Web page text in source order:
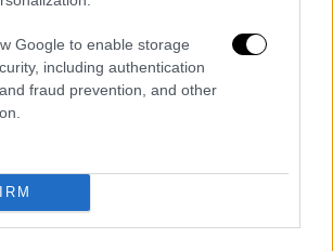
Google to enable storage
including authentication
fraud prevention, and other
περασμένων ετών, ένα πολύ
των υποψηφίων (93% για το
στις σχολές των 10 πρώτων
από την πρώτη φάση.
δηλαδή), σύμφωνα με
Παιδείας, αναμένεται